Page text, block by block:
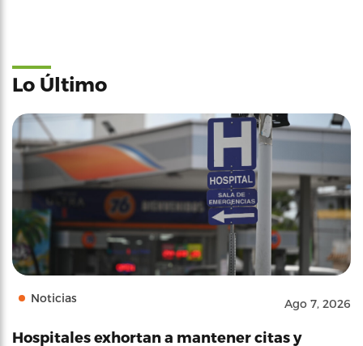
Lo Último
Noticias Ago 7, 2026
Hospitales exhortan a mantener citas y